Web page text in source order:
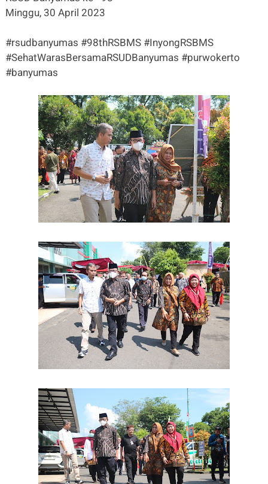
Minggu, 30 April 2023
#rsudbanyumas #98thRSBMS #InyongRSBMS
#SehatWarasBersamaRSUDBanyumas #purwokerto
#banyumas